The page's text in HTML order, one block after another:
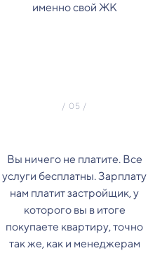
именно свой ЖК
Вы ничего не платите. Все
услуги бесплатны. Зарплату
нам платит застройщик, у
которого вы в итоге
покупаете квартиру, точно
так же, как и менеджерам